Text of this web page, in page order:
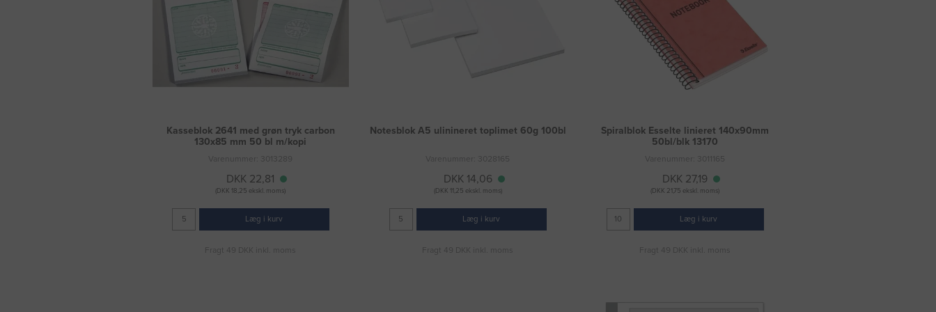
Kasseblok 2641 med grøn tryk carbon
130x85 mm 50 bl m/kopi
Varenummer: 3013289
DKK 22,81
(DKK 18,25 ekskl. moms)
Læg i kurv
Fragt 49 DKK inkl. moms
Notesblok A5 ulinineret toplimet 60g 100bl
Varenummer: 3028165
DKK 14,06
(DKK 11,25 ekskl. moms)
Læg i kurv
Fragt 49 DKK inkl. moms
Spiralblok Esselte linieret 140x90mm
50bl/blk 13170
Varenummer: 3011165
DKK 27,19
(DKK 21,75 ekskl. moms)
Læg i kurv
Fragt 49 DKK inkl. moms